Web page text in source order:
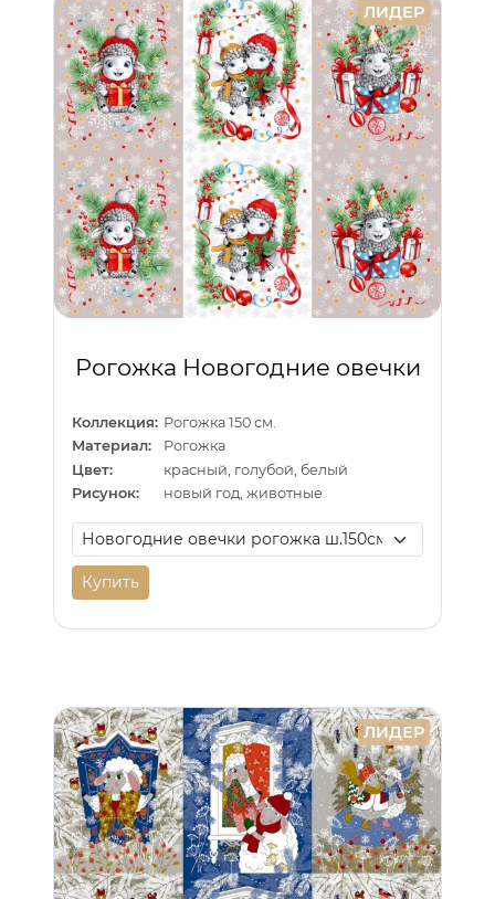
ЛИДЕР
Рогожка Новогодние овечки
Коллекция: Рогожка 150 см.
Материал:
Рогожка
Цвет:
красный, голубой, белый
Рисунок:
новый год, животные
Купить
ЛИДЕР